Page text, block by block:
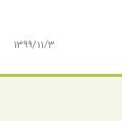
1399/11/3